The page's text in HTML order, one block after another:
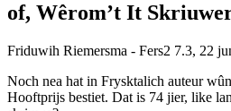
of, Wêrom’t It
Friduwih Riemersma - Fers2 7.3, 22
Noch nea hat in Frysktalich auteur
Hooftprijs bestiet. Dat is 74 jier, like